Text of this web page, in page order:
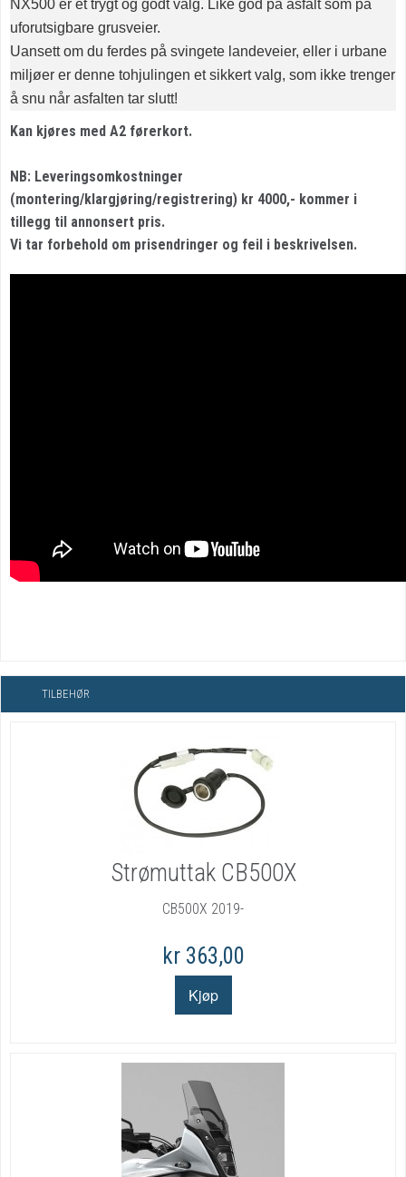
NX500 er et trygt og godt valg. Like god på asfalt som på
uforutsigbare grusveier.
Uansett om du ferdes på svingete landeveier, eller i urbane
miljøer er denne tohjulingen et sikkert valg, som ikke trenger
å snu når asfalten tar slutt!
Kan kjøres med A2 førerkort.
NB: Leveringsomkostninger
(montering/klargjøring/registrering) kr 4000,- kommer i
tillegg til annonsert pris.
Vi tar forbehold om prisendringer og feil i beskrivelsen.
TILBEHØR
Strømuttak CB500X
CB500X 2019-
kr 363,00